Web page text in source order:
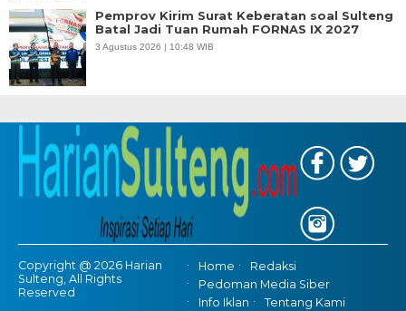
Pemprov Kirim Surat Keberatan soal Sulteng
Batal Jadi Tuan Rumah FORNAS IX 2027
3 Agustus 2026 | 10:48 WIB
Copyright @ 2026 Harian
Sulteng, All Rights
Reserved
Home
Redaksi
Pedoman Media Siber
Info Iklan
Tentang Kami